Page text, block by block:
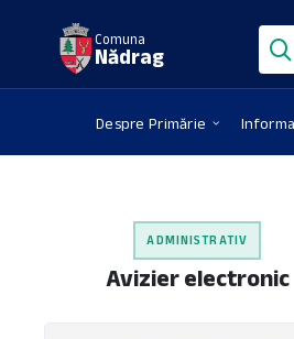
sidebar
Comuna
Nădrag
Despre Primărie
ADMINISTRATIV
Avizier electronic